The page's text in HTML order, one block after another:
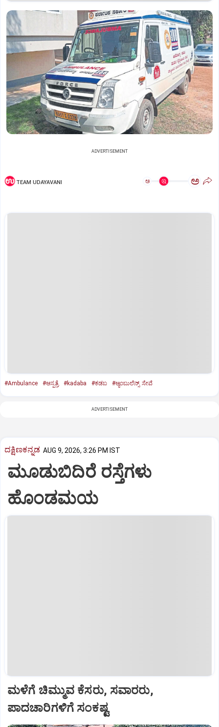
ADVERTISEMENT
TEAM UDAYAVANI ಅ ಅ
#Ambulance #ಆಸ್ಪತ್ರೆ #kadaba #ಕಡಬ #ಆ್ಯಂಬುಲೆನ್ಸ್‌ ಸೇವೆ
ADVERTISEMENT
ದಕ್ಷಿಣಕನ್ನಡ AUG 9, 2026, 3:26 PM IST
ಮೂಡುಬಿದಿರೆ ರಸ್ತೆಗಳು
ಹೊಂಡಮಯ
ಮಳೆಗೆ ಚಿಮ್ಮುವ ಕೆಸರು, ಸವಾರರು,
ಪಾದಚಾರಿಗಳಿಗೆ ಸಂಕಷ್ಟ